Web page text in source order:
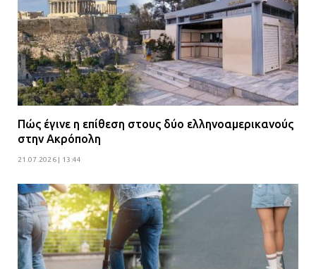
Πώς έγινε η επίθεση στους δύο ελληνοαμερικανούς
στην Ακρόπολη
21.07.2026 | 13:44